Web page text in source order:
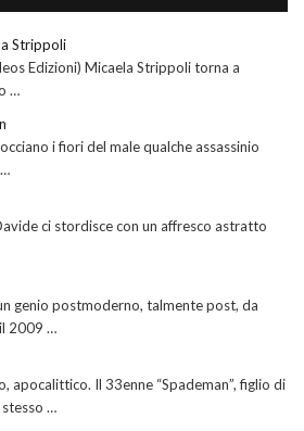
Strippoli
Edizioni) Micaela Strippoli torna a
…
i fiori del male qualche assassinio
ci stordisce con un affresco astratto
genio postmoderno, talmente post, da
2009 …
apocalittico. Il 33enne “Spademan”, figlio di
…